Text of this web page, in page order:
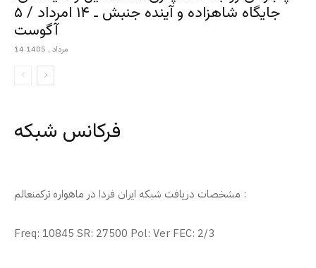
جایگاه شاهزاده و آینده جنبش ـ ۱۴ امرداد / ۵
آگوست
14 مرداد , 1405
فرکانس شبکه
مشخصات دریافت شبکه ایران فردا در ماهواره ترکمنعالم :
Freq: 10845 SR: 27500 Pol: Ver FEC: 2/3